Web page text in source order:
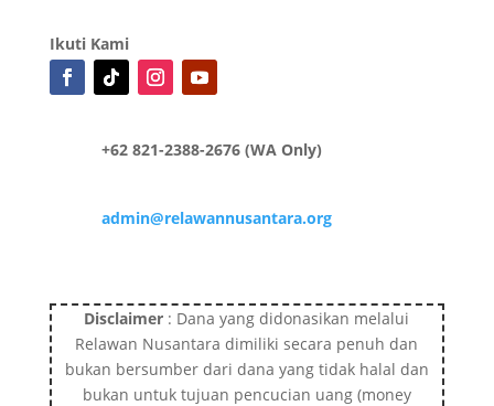
Ikuti Kami
+62 821-2388-2676 (WA Only)
admin@relawannusantara.org
Disclaimer : Dana yang didonasikan melalui
Relawan Nusantara dimiliki secara penuh dan
bukan bersumber dari dana yang tidak halal dan
bukan untuk tujuan pencucian uang (money